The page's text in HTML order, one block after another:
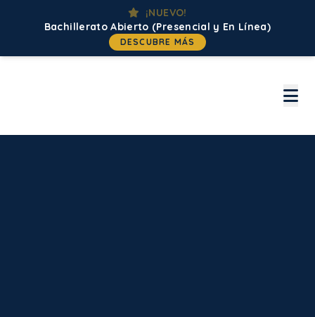
¡NUEVO!
Bachillerato Abierto (Presencial y En Línea)
DESCUBRE MÁS